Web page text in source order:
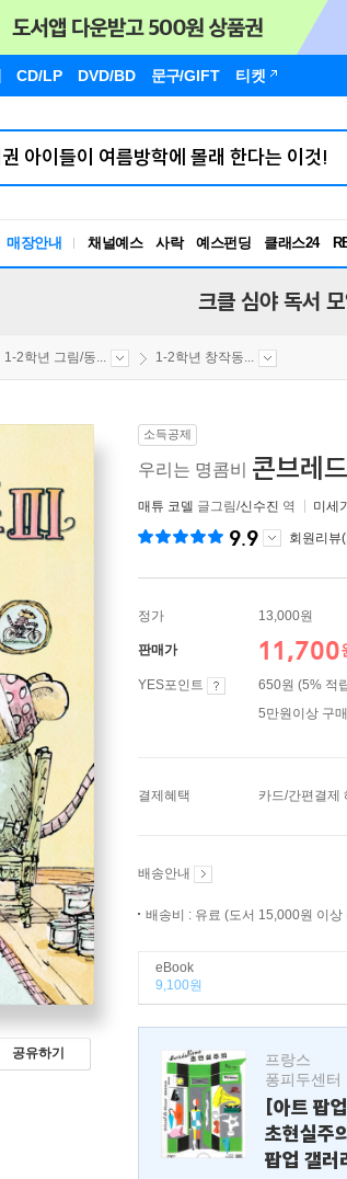
CD/LP DVD/BD 문구/GIFT 티켓
매장안내 채널예스 사락 예스펀딩 클래스24
크클 심야 독서
1-2학년 그림/동... 1-2학년 창작동...
공유하기
소득공제
우리는 명콤비 콘브레
매튜 코델 글그림/신수진 역 미세기
9.9 회원리뷰(
정가 13,000원
판매가 11,700
YES포인트
650원 (5% 적
5만원이상 구
결제혜택 카드/간편결제
배송안내
배송비 : 유료 (도서 15,000원 이상
eBook
9,100원
프랑스
퐁피두센터
[아트 팝
초현실주
팝업 갤러